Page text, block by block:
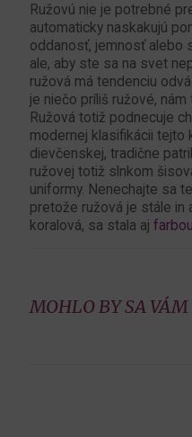
Ružovú nie je potrebné
automaticky naskakujú
oddanosť, jemnosť alebo
ale, aby ste sa na svet
ružová má tendenciu
je niečo príliš ružové, nám
Ružová totiž podnecuje
modernej klasifikácii tejto
dievčenskej, tradične
ružovej totiž slnkom
uniformy. Nenechajte sa
pretože ružová je stále in
koralová, sa stala aj
MOHLO BY SA VÁM